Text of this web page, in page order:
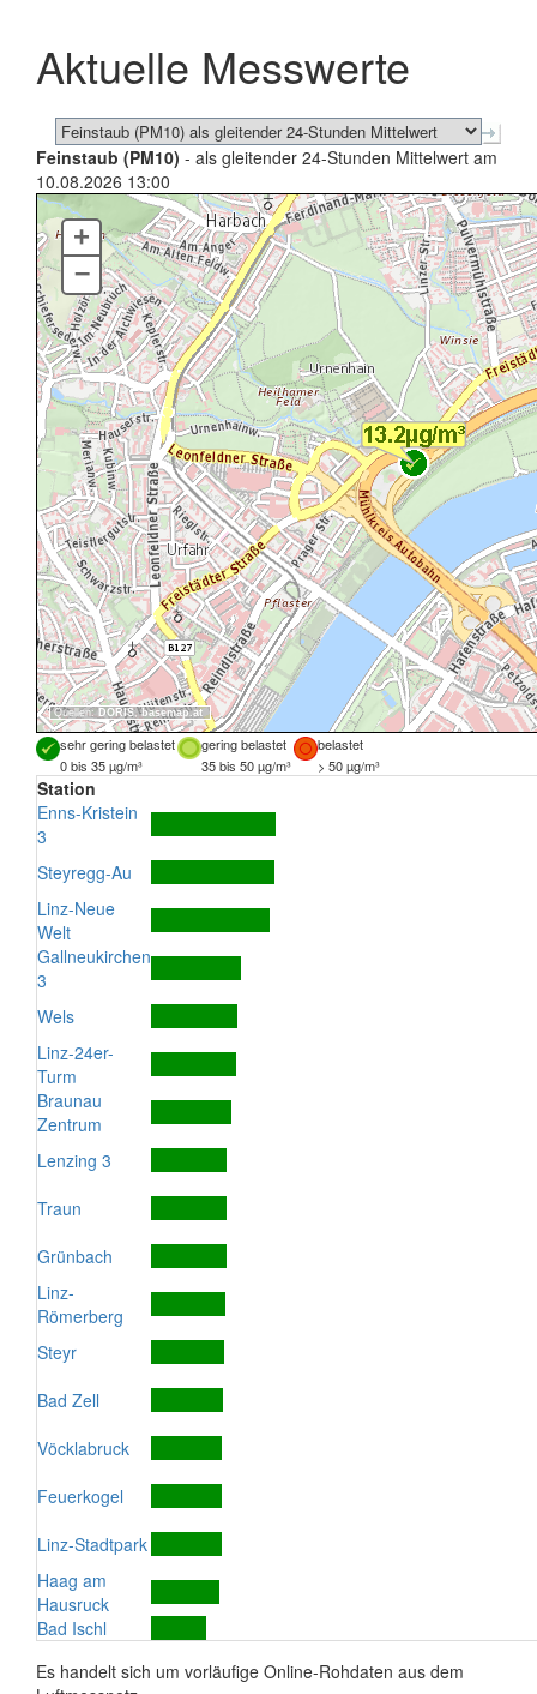
schließen
Aktuelle Messwerte
Feinstaub (PM10) - als gleitender 24-Stunden Mittelwert am
10.08.2026 13:00
Quellen: DORIS,basemap.at
+
–
sehr gering belastet gering belastet
belastet
0 bis 35 µg/m³
35 bis 50 µg/m³ > 50 µg/m³
Station
Enns-Kristein
3
Steyregg-Au
Linz-Neue
Welt
Gallneukirchen
3
Wels
Linz-24er-
Turm
Braunau
Zentrum
Lenzing 3
Traun
Grünbach
Linz-
Römerberg
Steyr
Bad Zell
Vöcklabruck
Feuerkogel
Linz-Stadtpark
Haag am
Hausruck
Bad Ischl
Es handelt sich um vorläufige Online-Rohdaten aus dem